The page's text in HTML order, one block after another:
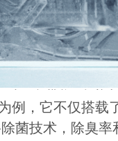
，它不仅搭载
菌技术，除臭